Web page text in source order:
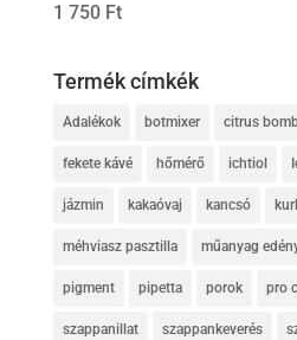
1 750 Ft
Termék címkék
Adalékok botmixer citrus
fekete kávé hőmérő ichtiol
jázmin kakaóvaj kancsó
méhviasz pasztilla műanyag
pigment pipetta porok pro
szappanillat szappankeverés